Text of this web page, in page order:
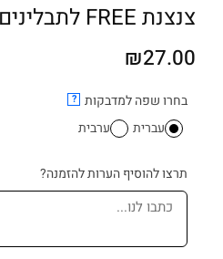
צנצנת FREE לתבלינים 120 מ"ל
₪27.00
בחרו שפה למדבקות ?
עברית ערבית
תרצו להוסיף הערות להזמנה?
של
צנצנת
לתבלינים
120